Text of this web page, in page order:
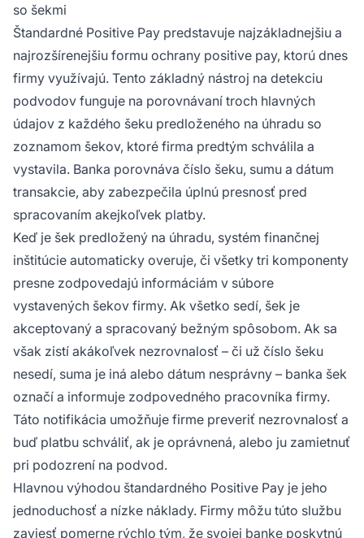
so šekmi
Štandardné Positive Pay predstavuje najzákladnejšiu a
najrozšírenejšiu formu ochrany positive pay, ktorú dnes
firmy využívajú. Tento základný nástroj na detekciu
podvodov funguje na porovnávaní troch hlavných
údajov z každého šeku predloženého na úhradu so
zoznamom šekov, ktoré firma predtým schválila a
vystavila. Banka porovnáva číslo šeku, sumu a dátum
transakcie, aby zabezpečila úplnú presnosť pred
spracovaním akejkoľvek platby.
Keď je šek predložený na úhradu, systém finančnej
inštitúcie automaticky overuje, či všetky tri komponenty
presne zodpovedajú informáciám v súbore
vystavených šekov firmy. Ak všetko sedí, šek je
akceptovaný a spracovaný bežným spôsobom. Ak sa
však zistí akákoľvek nezrovnalosť – či už číslo šeku
nesedí, suma je iná alebo dátum nesprávny – banka šek
označí a informuje zodpovedného pracovníka firmy.
Táto notifikácia umožňuje firme preveriť nezrovnalosť a
buď platbu schváliť, ak je oprávnená, alebo ju zamietnuť
pri podozrení na podvod.
Hlavnou výhodou štandardného Positive Pay je jeho
jednoduchosť a nízke náklady. Firmy môžu túto službu
zaviesť pomerne rýchlo tým, že svojej banke poskytnú